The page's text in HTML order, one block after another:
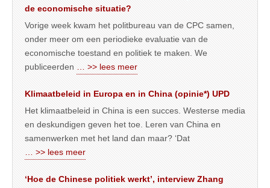
de economische situatie?
Vorige week kwam het politbureau van de CPC samen,
onder meer om een periodieke evaluatie van de
economische toestand en politiek te maken. We
publiceerden
… >> lees meer
Klimaatbeleid in Europa en in China (opinie*) UPD
Het klimaatbeleid in China is een succes. Westerse media
en deskundigen geven het toe. Leren van China en
samenwerken met het land dan maar? ‘Dat
… >> lees meer
‘Hoe de Chinese politiek werkt’, interview Zhang